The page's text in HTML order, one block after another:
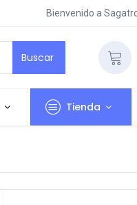
Bienvenido a
Buscar
Tienda